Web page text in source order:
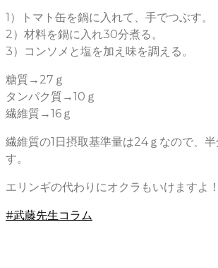
1）トマト缶を鍋に入れて、手でつぶす。
2）材料を鍋に入れ30分煮る。
3）コンソメと塩を加え味を調える。
糖質→27ｇ
タンパク質→10ｇ
繊維質→16ｇ
繊維質の1日摂取基準量は24ｇなので、
す。
エリンギの代わりにオクラもいけますよ！
#武藤先生コラム